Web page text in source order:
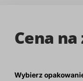
Cena
Wybierz